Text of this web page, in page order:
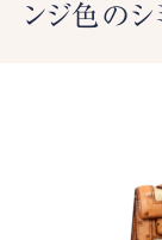
ンジ色のシ